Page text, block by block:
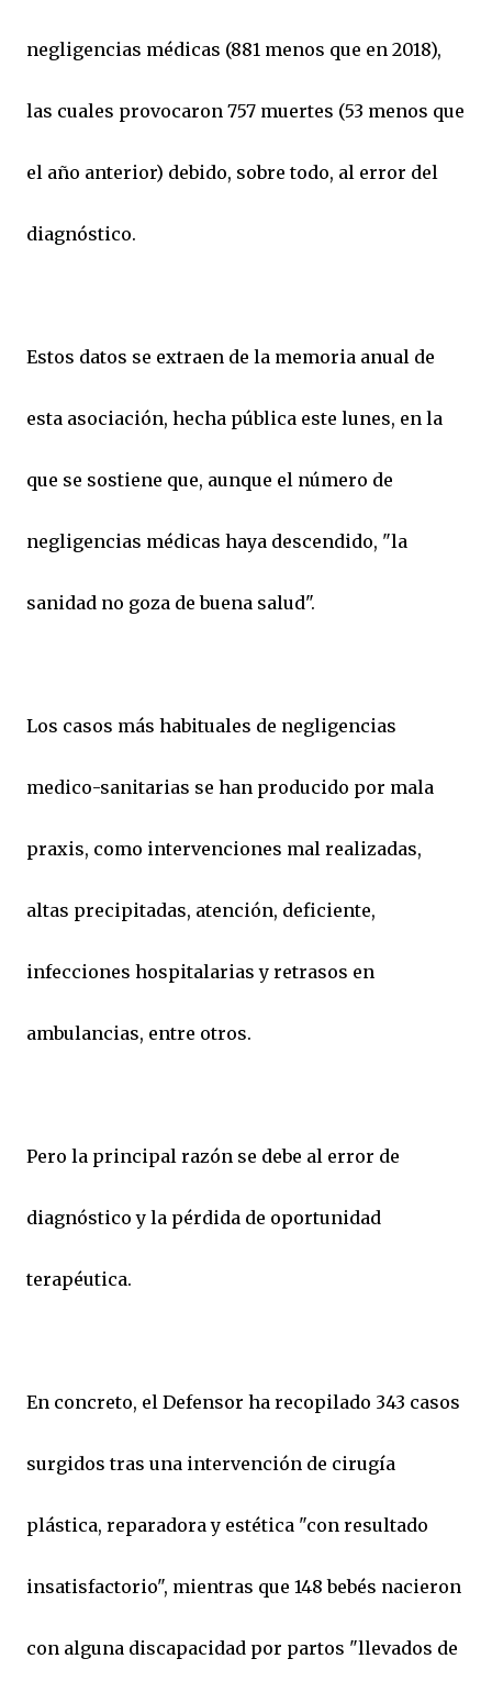
negligencias médicas (881 menos que en 2018),
las cuales provocaron 757 muertes (53 menos que
el año anterior) debido, sobre todo, al error del
diagnóstico.
Estos datos se extraen de la memoria anual de
esta asociación, hecha pública este lunes, en la
que se sostiene que, aunque el número de
negligencias médicas haya descendido, "la
sanidad no goza de buena salud".
Los casos más habituales de negligencias
medico-sanitarias se han producido por mala
praxis, como intervenciones mal realizadas,
altas precipitadas, atención, deficiente,
infecciones hospitalarias y retrasos en
ambulancias, entre otros.
Pero la principal razón se debe al error de
diagnóstico y la pérdida de oportunidad
terapéutica.
En concreto, el Defensor ha recopilado 343 casos
surgidos tras una intervención de cirugía
plástica, reparadora y estética "con resultado
insatisfactorio", mientras que 148 bebés nacieron
con alguna discapacidad por partos "llevados de